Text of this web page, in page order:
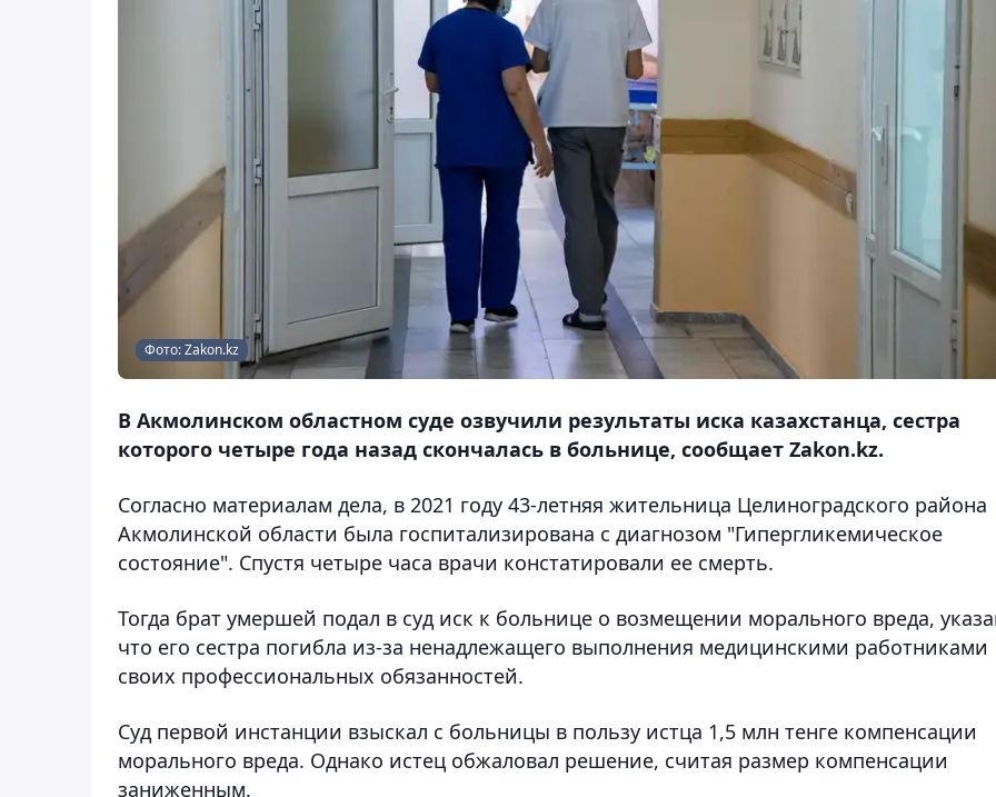
Фото: Zakon.kz
В Акмолинском областном суде озвучили результаты иска казахстанца, сестра
которого четыре года назад скончалась в больнице, сообщает Zakon.kz.
Согласно материалам дела, в 2021 году 43-летняя жительница Целиноградского района
Акмолинской области была госпитализирована с диагнозом "Гипергликемическое
состояние". Спустя четыре часа врачи констатировали ее смерть.
Тогда брат умершей подал в суд иск к больнице о возмещении морального вреда,
что его сестра погибла из-за ненадлежащего выполнения медицинскими работниками
своих профессиональных обязанностей.
Суд первой инстанции взыскал с больницы в пользу истца 1,5 млн тенге компенсации
морального вреда. Однако истец обжаловал решение, считая размер компенсации
заниженным.